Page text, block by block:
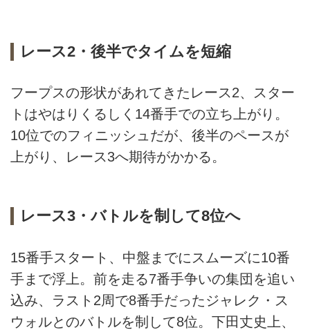
レース2・後半でタイムを短縮
フープスの形状があれてきたレース2、スター
トはやはりくるしく14番手での立ち上がり。
10位でのフィニッシュだが、後半のペースが
上がり、レース3へ期待がかかる。
レース3・バトルを制して8位へ
15番手スタート、中盤までにスムーズに10番
手まで浮上。前を走る7番手争いの集団を追い
込み、ラスト2周で8番手だったジャレク・ス
ウォルとのバトルを制して8位。下田丈史上、